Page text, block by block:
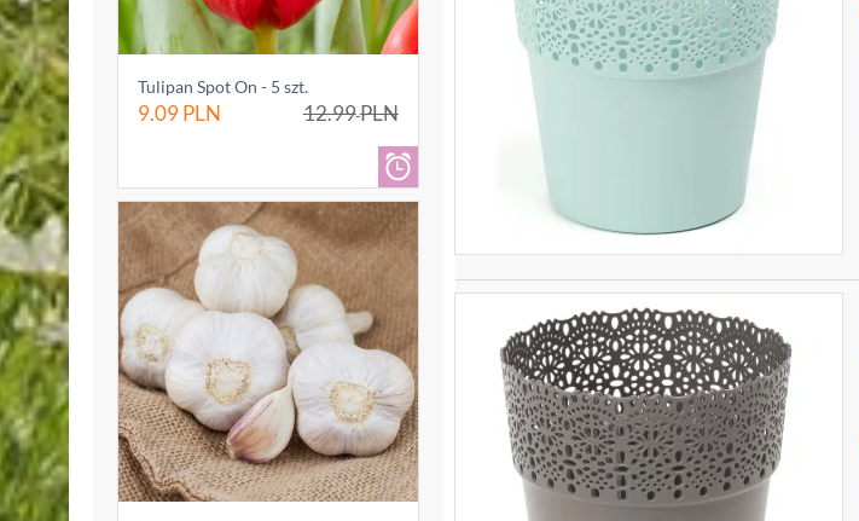
Tulipan Spot On - 5 szt.
9.09PLN 12.99PLN